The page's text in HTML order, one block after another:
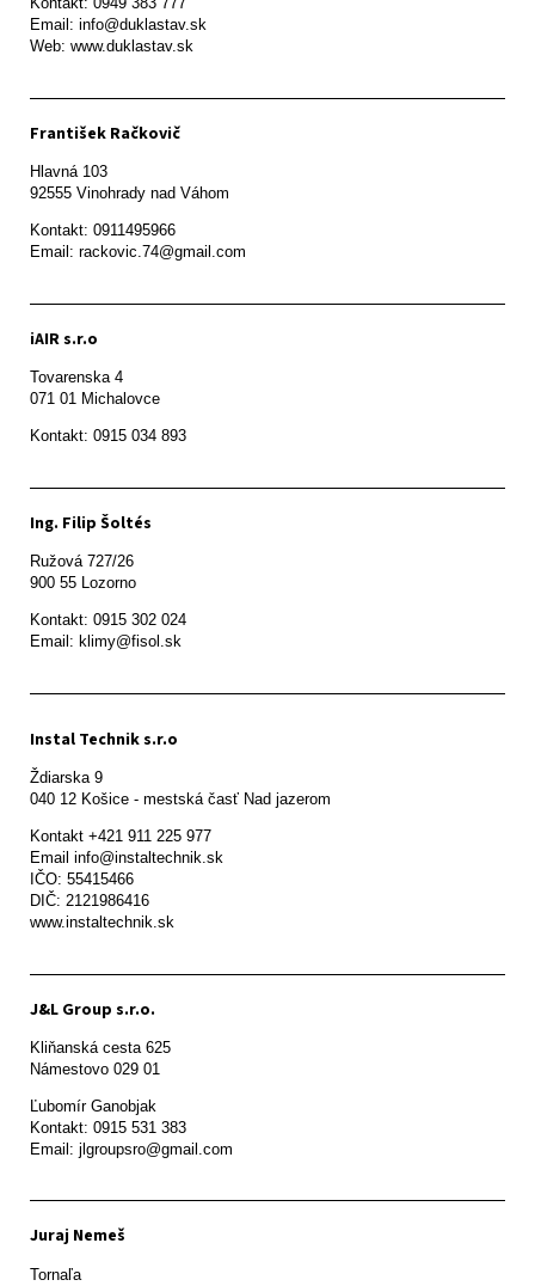
Email: info@duklastav.sk
Web: www.duklastav.sk
František Račkovič
Hlavná 103
92555 Vinohrady nad Váhom
Kontakt: 0911495966
Email: rackovic.74@gmail.com
iAIR s.r.o
Tovarenska 4
071 01 Michalovce
Ing. Filip Šoltés
Ružová 727/26
900 55 Lozorno
Kontakt: 0915 302 024
Email: klimy@fisol.sk
Instal Technik s.r.o
Ždiarska 9
Kontakt +421 911 225 977
Email info@instaltechnik.sk
IČO: 55415466
DIČ: 2121986416
www.instaltechnik.sk
J&L Group s.r.o.
Kliňanská cesta 625
Námestovo 029 01
Ľubomír Ganobjak
Kontakt: 0915 531 383
Email: jlgroupsro@gmail.com
Juraj Nemeš
Tornaľa